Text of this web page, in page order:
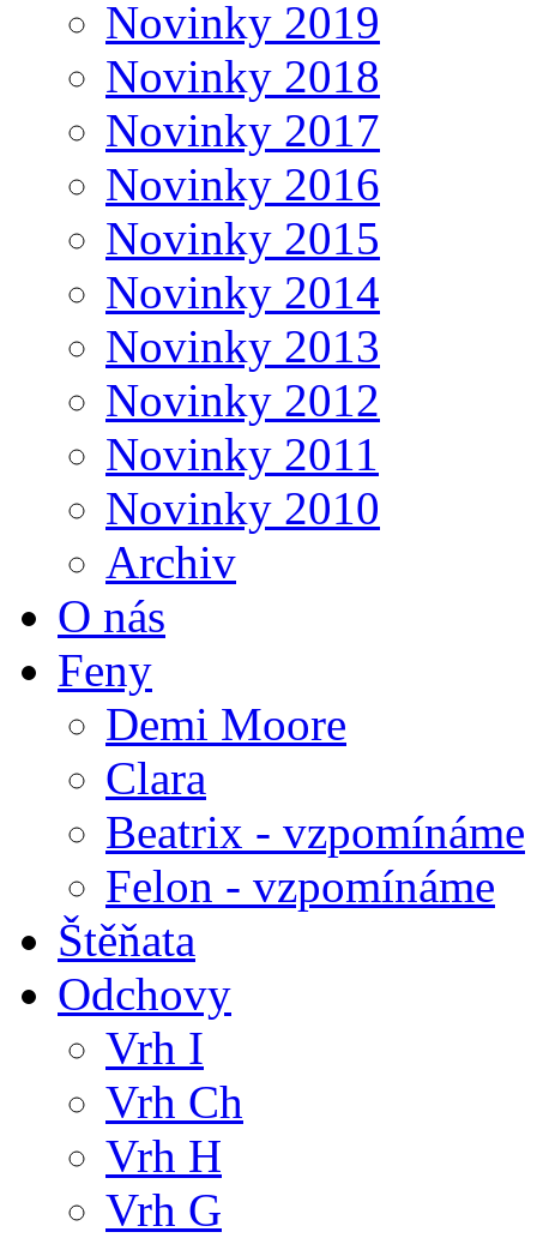
Novinky 2019
Novinky 2018
Novinky 2017
Novinky 2016
Novinky 2015
Novinky 2014
Novinky 2013
Novinky 2012
Novinky 2011
Novinky 2010
Archiv
O nás
Feny
Demi Moore
Clara
Beatrix - vzpomínáme
Felon - vzpomínáme
Štěňata
Odchovy
Vrh I
Vrh Ch
Vrh H
Vrh G